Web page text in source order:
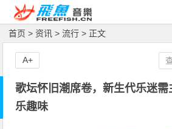
首页 >资讯 >流行 > 正文
歌坛怀旧潮席卷，新生代乐迷
乐趣味
A+